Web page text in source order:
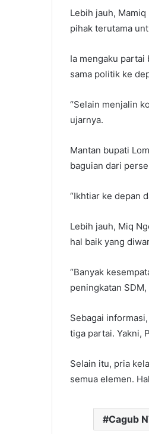
Lebih jauh,
pihak terutama
Ia mengaku
sama politik ke
“Selain menjalin
ujarnya.
Mantan bupati
baguian dari
“Ikhtiar ke depan
Lebih jauh, Miq
hal baik yang
“Banyak
peningkatan
Sebagai
tiga partai. Yakni,
Selain itu, pria
semua elemen.
Cagub